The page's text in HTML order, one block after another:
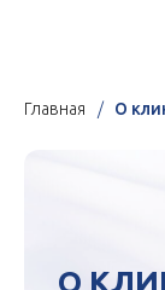
Главная / О
О